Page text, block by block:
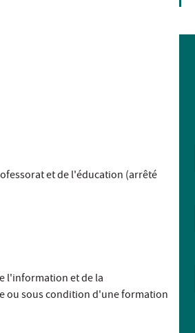
et de l'éducation (arrêté
l'information et de la
ou sous condition d'une formation